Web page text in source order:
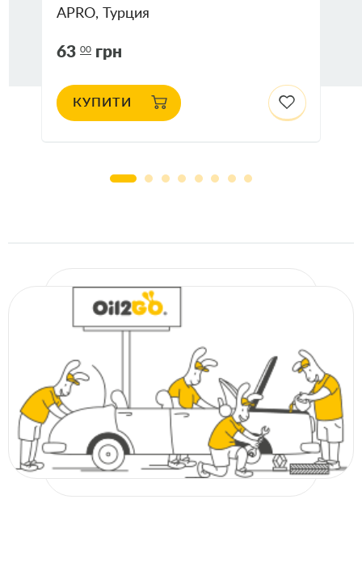
APRO, Турция
63 00 грн
КУПИТИ